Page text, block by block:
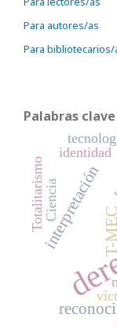
Para autores/as
Para bibliotecarios/
Palabras clave
interpretación T-MEC
Ciencia
identidad
Totalitarismo